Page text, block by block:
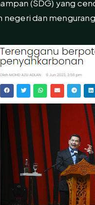
(SDG) yang
dan